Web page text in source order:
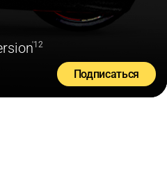
'12
Подписаться